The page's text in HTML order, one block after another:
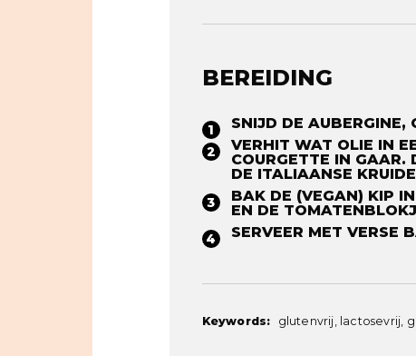
BEREIDING
SNIJD DE AUBERGINE,
VERHIT WAT OLIE IN
COURGETTE IN
DE ITALIAANSE
BAK DE (VEGAN) KIP
EN DE
SERVEER MET VERSE
Keywords: glutenvrij, lactosevrij,